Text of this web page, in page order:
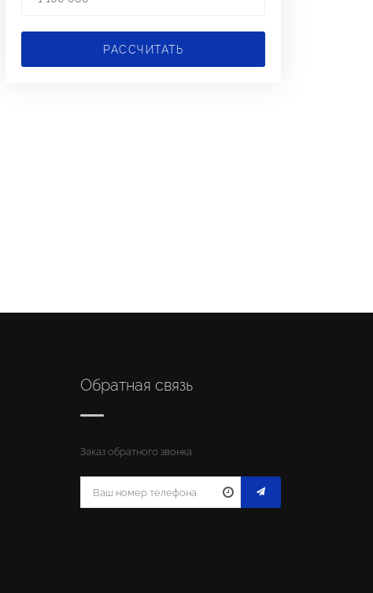
РАССЧИТАТЬ
Обратная связь
Заказ обратного звонка